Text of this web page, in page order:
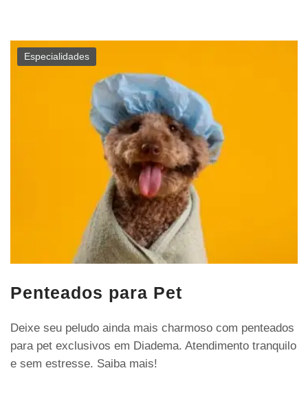
Especialidades
Penteados para Pet
Deixe seu peludo ainda mais charmoso com penteados
para pet exclusivos em Diadema. Atendimento tranquilo
e sem estresse. Saiba mais!